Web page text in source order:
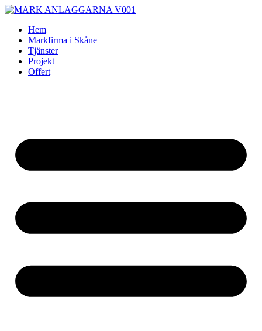
Skip
contentHem
Markfirma i Skåne
Tjänster
Projekt
Offert